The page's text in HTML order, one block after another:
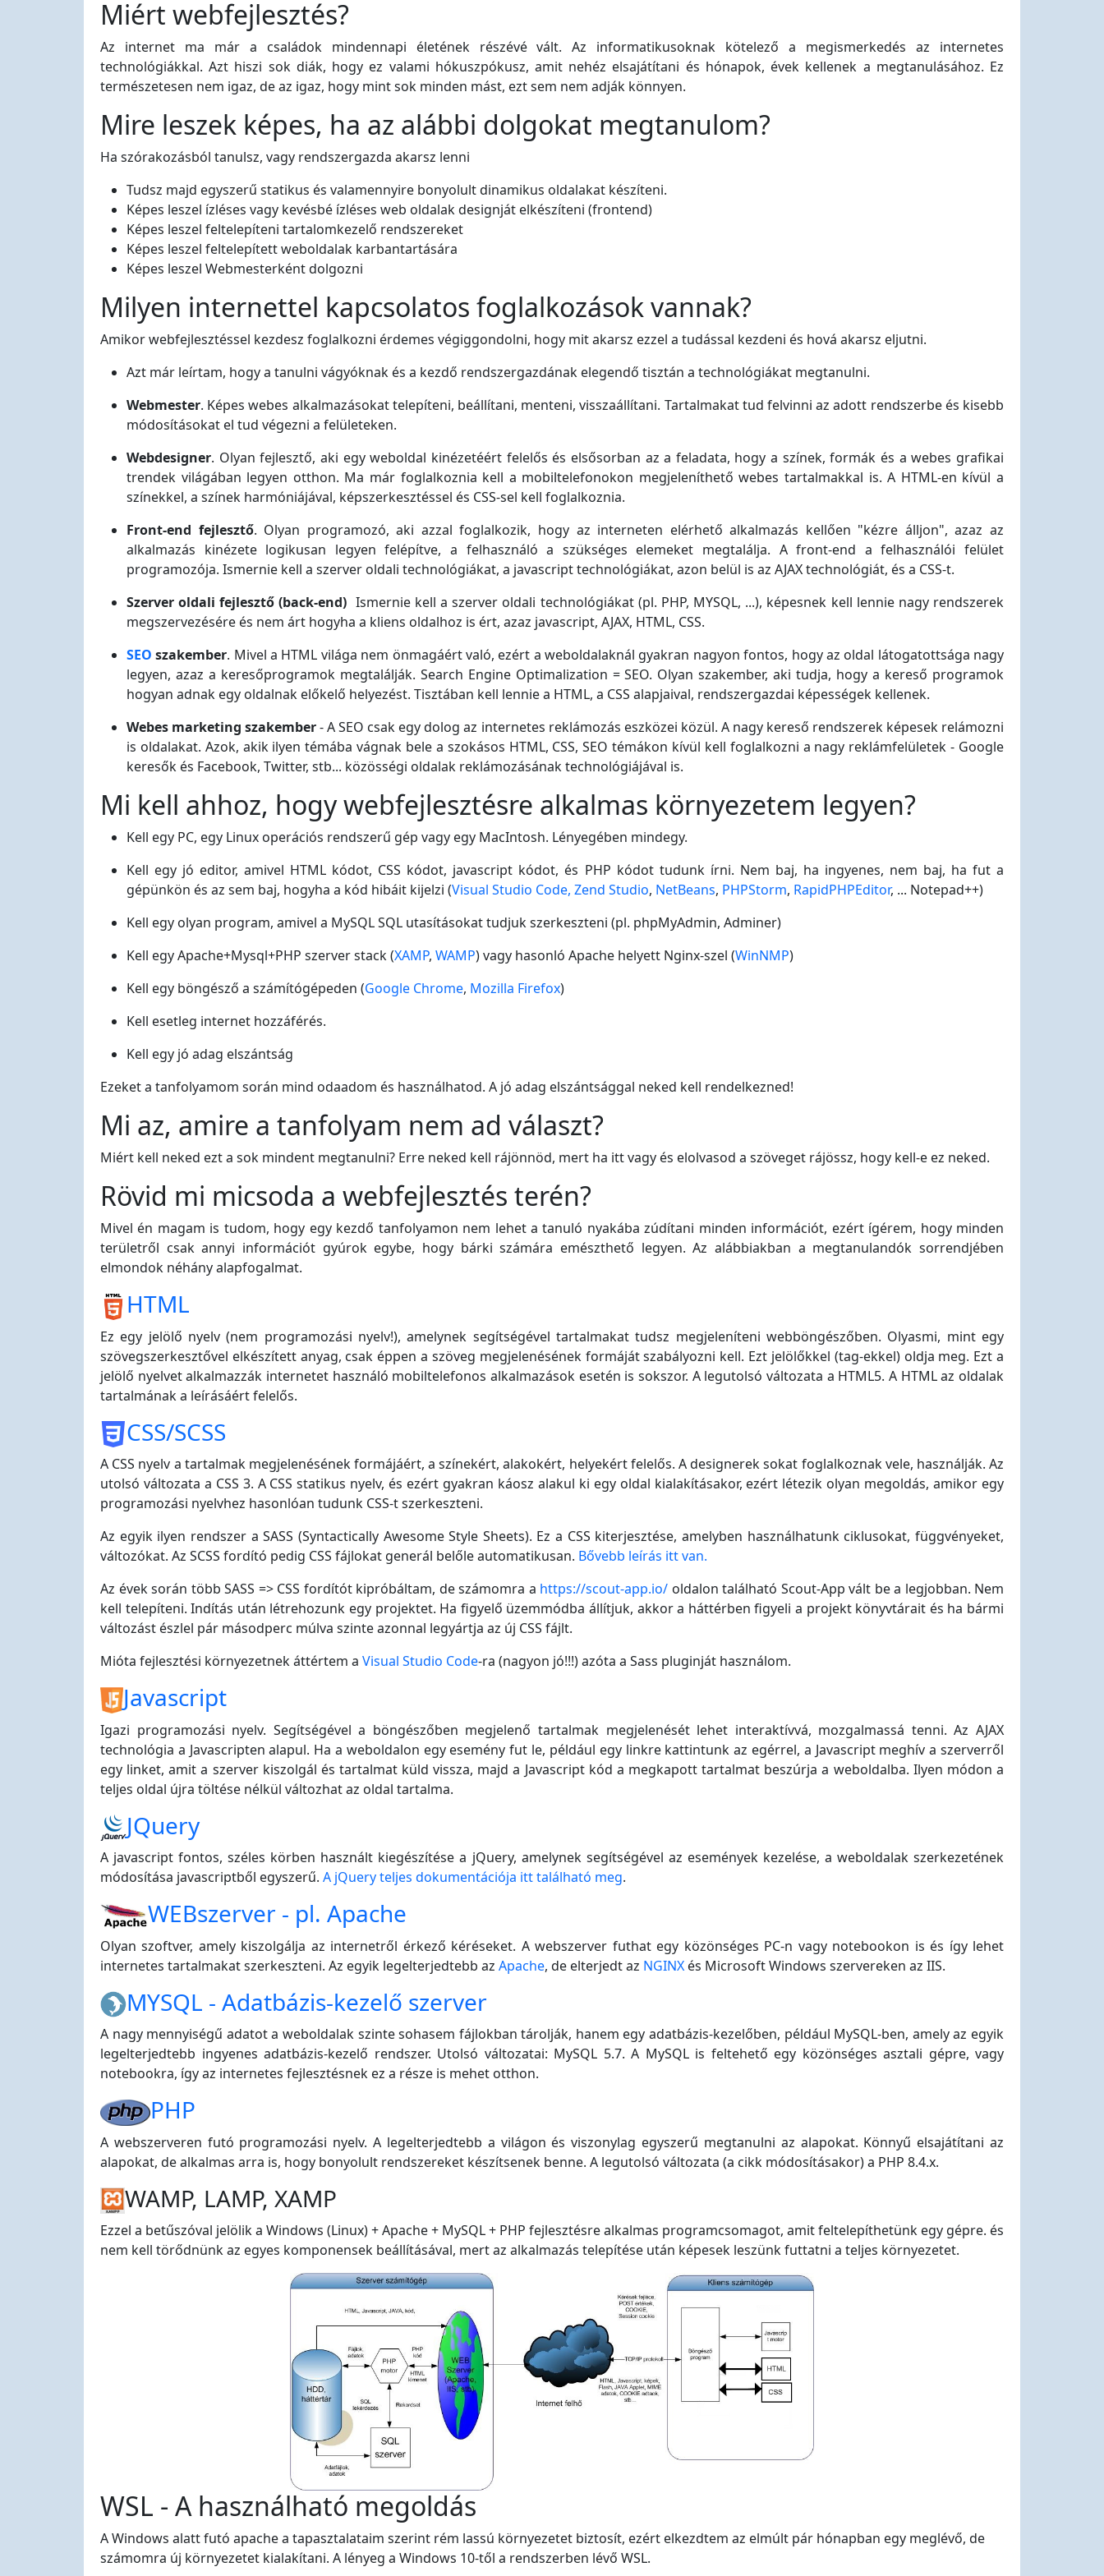
Miért webfejlesztés?
Az internet ma már a családok mindennapi életének részévé vált. Az informatikusoknak kötelező a megismerkedés az internetes
technológiákkal. Azt hiszi sok diák, hogy ez valami hókuszpókusz, amit nehéz elsajátítani és hónapok, évek kellenek a megtanulásához. Ez
természetesen nem igaz, de az igaz, hogy mint sok minden mást, ezt sem nem adják könnyen.
Mire leszek képes, ha az alábbi dolgokat megtanulom?
Ha szórakozásból tanulsz, vagy rendszergazda akarsz lenni
Tudsz majd egyszerű statikus és valamennyire bonyolult dinamikus oldalakat készíteni.
Képes leszel ízléses vagy kevésbé ízléses web oldalak designját elkészíteni (frontend)
Képes leszel feltelepíteni tartalomkezelő rendszereket
Képes leszel feltelepített weboldalak karbantartására
Képes leszel Webmesterként dolgozni
Milyen internettel kapcsolatos foglalkozások vannak?
Amikor webfejlesztéssel kezdesz foglalkozni érdemes végiggondolni, hogy mit akarsz ezzel a tudással kezdeni és hová akarsz eljutni.
Azt már leírtam, hogy a tanulni vágyóknak és a kezdő rendszergazdának elegendő tisztán a technológiákat megtanulni.
Webmester. Képes webes alkalmazásokat telepíteni, beállítani, menteni, visszaállítani. Tartalmakat tud felvinni az adott rendszerbe és kisebb
módosításokat el tud végezni a felületeken.
Webdesigner. Olyan fejlesztő, aki egy weboldal kinézetéért felelős és elsősorban az a feladata, hogy a színek, formák és a webes grafikai
trendek világában legyen otthon. Ma már foglalkoznia kell a mobiltelefonokon megjeleníthető webes tartalmakkal is. A HTML-en kívül a
színekkel, a színek harmóniájával, képszerkesztéssel és CSS-sel kell foglalkoznia.
Front-end fejlesztő. Olyan programozó, aki azzal foglalkozik, hogy az interneten elérhető alkalmazás kellően "kézre álljon", azaz az
alkalmazás kinézete logikusan legyen felépítve, a felhasználó a szükséges elemeket megtalálja. A front-end a felhasználói felület
programozója. Ismernie kell a szerver oldali technológiákat, a javascript technológiákat, azon belül is az AJAX technológiát, és a CSS-t.
Szerver oldali fejlesztő (back-end) Ismernie kell a szerver oldali technológiákat (pl. PHP, MYSQL, ...), képesnek kell lennie nagy rendszerek
megszervezésére és nem árt hogyha a kliens oldalhoz is ért, azaz javascript, AJAX, HTML, CSS.
SEO szakember. Mivel a HTML világa nem önmagáért való, ezért a weboldalaknál gyakran nagyon fontos, hogy az oldal látogatottsága nagy
legyen, azaz a keresőprogramok megtalálják. Search Engine Optimalization = SEO. Olyan szakember, aki tudja, hogy a kereső programok
hogyan adnak egy oldalnak előkelő helyezést. Tisztában kell lennie a HTML, a CSS alapjaival, rendszergazdai képességek kellenek.
Webes marketing szakember- A SEO csak egy dolog az internetes reklámozás eszközei közül. A nagy kereső rendszerek képesek relámozni
is oldalakat. Azok, akik ilyen témába vágnak bele a szokásos HTML, CSS, SEO témákon kívül kell foglalkozni a nagy reklámfelületek - Google
keresők és Facebook, Twitter, stb... közösségi oldalak reklámozásának technológiájával is.
Mi kell ahhoz, hogy webfejlesztésre alkalmas környezetem legyen?
Kell egy PC, egy Linux operációs rendszerű gép vagy egy MacIntosh. Lényegében mindegy.
Kell egy jó editor, amivel HTML kódot, CSS kódot, javascript kódot, és PHP kódot tudunk írni. Nem baj, ha ingyenes, nem baj, ha fut a
gépünkön és az sem baj, hogyha a kód hibáit kijelzi (Visual Studio Code, Zend Studio, NetBeans, PHPStorm, RapidPHPEditor, ... Notepad++)
Kell egy olyan program, amivel a MySQL SQL utasításokat tudjuk szerkeszteni (pl. phpMyAdmin, Adminer)
Kell egy Apache+Mysql+PHP szerver stack (XAMP, WAMP) vagy hasonló Apache helyett Nginx-szel (WinNMP)
Kell egy böngésző a számítógépeden (Google Chrome, Mozilla Firefox)
Kell esetleg internet hozzáférés.
Kell egy jó adag elszántság
Ezeket a tanfolyamom során mind odaadom és használhatod. A jó adag elszántsággal neked kell rendelkezned!
Mi az, amire a tanfolyam nem ad választ?
Miért kell neked ezt a sok mindent megtanulni? Erre neked kell rájönnöd, mert ha itt vagy és elolvasod a szöveget rájössz, hogy kell-e ez neked.
Rövid mi micsoda a webfejlesztés terén?
Mivel én magam is tudom, hogy egy kezdő tanfolyamon nem lehet a tanuló nyakába zúdítani minden információt, ezért ígérem, hogy minden
területről csak annyi információt gyúrok egybe, hogy bárki számára emészthető legyen. Az alábbiakban a megtanulandók sorrendjében
elmondok néhány alapfogalmat.
HTML
Ez egy jelölő nyelv (nem programozási nyelv!), amelynek segítségével tartalmakat tudsz megjeleníteni webböngészőben. Olyasmi, mint egy
szövegszerkesztővel elkészített anyag, csak éppen a szöveg megjelenésének formáját szabályozni kell. Ezt jelölőkkel (tag-ekkel) oldja meg. Ezt a
jelölő nyelvet alkalmazzák internetet használó mobiltelefonos alkalmazások esetén is sokszor. A legutolsó változata a HTML5. A HTML az oldalak
tartalmának a leírásáért felelős.
CSS/SCSS
A CSS nyelv a tartalmak megjelenésének formájáért, a színekért, alakokért, helyekért felelős. A designerek sokat foglalkoznak vele, használják. Az
utolsó változata a CSS 3. A CSS statikus nyelv, és ezért gyakran káosz alakul ki egy oldal kialakításakor, ezért létezik olyan megoldás, amikor egy
programozási nyelvhez hasonlóan tudunk CSS-t szerkeszteni.
Az egyik ilyen rendszer a SASS (Syntactically Awesome Style Sheets). Ez a CSS kiterjesztése, amelyben használhatunk ciklusokat, függvényeket,
változókat. Az SCSS fordító pedig CSS fájlokat generál belőle automatikusan. Bővebb leírás itt van.
Az évek során több SASS => CSS fordítót kipróbáltam, de számomra a https://scout-app.io/ oldalon található Scout-App vált be a legjobban. Nem
kell telepíteni. Indítás után létrehozunk egy projektet. Ha figyelő üzemmódba állítjuk, akkor a háttérben figyeli a projekt könyvtárait és ha bármi
változást észlel pár másodperc múlva szinte azonnal legyártja az új CSS fájlt.
Mióta fejlesztési környezetnek áttértem a Visual Studio Code-ra (nagyon jó!!!) azóta a Sass pluginját használom.
Javascript
Igazi programozási nyelv. Segítségével a böngészőben megjelenő tartalmak megjelenését lehet interaktívvá, mozgalmassá tenni. Az AJAX
technológia a Javascripten alapul. Ha a weboldalon egy esemény fut le, például egy linkre kattintunk az egérrel, a Javascript meghív a szerverről
egy linket, amit a szerver kiszolgál és tartalmat küld vissza, majd a Javascript kód a megkapott tartalmat beszúrja a weboldalba. Ilyen módon a
teljes oldal újra töltése nélkül változhat az oldal tartalma.
JQuery
A javascript fontos, széles körben használt kiegészítése a jQuery, amelynek segítségével az események kezelése, a weboldalak szerkezetének
módosítása javascriptből egyszerű. A jQuery teljes dokumentációja itt található meg.
WEBszerver - pl. Apache
Olyan szoftver, amely kiszolgálja az internetről érkező kéréseket. A webszerver futhat egy közönséges PC-n vagy notebookon is és így lehet
internetes tartalmakat szerkeszteni. Az egyik legelterjedtebb az Apache, de elterjedt az NGINX és Microsoft Windows szervereken az IIS.
MYSQL - Adatbázis-kezelő szerver
A nagy mennyiségű adatot a weboldalak szinte sohasem fájlokban tárolják, hanem egy adatbázis-kezelőben, például MySQL-ben, amely az egyik
legelterjedtebb ingyenes adatbázis-kezelő rendszer. Utolsó változatai: MySQL 5.7. A MySQL is feltehető egy közönséges asztali gépre, vagy
notebookra, így az internetes fejlesztésnek ez a része is mehet otthon.
PHP
A webszerveren futó programozási nyelv. A legelterjedtebb a világon és viszonylag egyszerű megtanulni az alapokat. Könnyű elsajátítani az
alapokat, de alkalmas arra is, hogy bonyolult rendszereket készítsenek benne. A legutolsó változata (a cikk módosításakor) a PHP 8.4.x.
WAMP, LAMP, XAMP
Ezzel a betűszóval jelölik a Windows (Linux) + Apache + MySQL + PHP fejlesztésre alkalmas programcsomagot, amit feltelepíthetünk egy gépre. és
nem kell törődnünk az egyes komponensek beállításával, mert az alkalmazás telepítése után képesek leszünk futtatni a teljes környezetet.
WSL - A használható megoldás
A Windows alatt futó apache a tapasztalataim szerint rém lassú környezetet biztosít, ezért elkezdtem az elmúlt pár hónapban egy meglévő, de
számomra új környezetet kialakítani. A lényeg a Windows 10-től a rendszerben lévő WSL.